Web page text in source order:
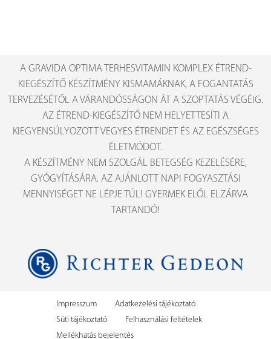
A GRAVIDA OPTIMA TERHESVITAMIN KOMPLEX ÉTREND-
KIEGÉSZÍTŐ KÉSZÍTMÉNY KISMAMÁKNAK, A FOGANTATÁS
TERVEZÉSÉTŐL A VÁRANDÓSSÁGON ÁT A SZOPTATÁS VÉGÉIG.
AZ ÉTREND-KIEGÉSZÍTŐ NEM HELYETTESÍTI A
KIEGYENSÚLYOZOTT VEGYES ÉTRENDET ÉS AZ EGÉSZSÉGES
ÉLETMÓDOT.
A KÉSZÍTMÉNY NEM SZOLGÁL BETEGSÉG KEZELÉSÉRE,
GYÓGYÍTÁSÁRA. AZ AJÁNLOTT NAPI FOGYASZTÁSI
MENNYISÉGET NE LÉPJE TÚL! GYERMEK ELŐL ELZÁRVA
TARTANDÓ!
Impresszum
Adatkezelési tájékoztató
Süti tájékoztató
Felhasználási feltételek
Mellékhatás bejelentés